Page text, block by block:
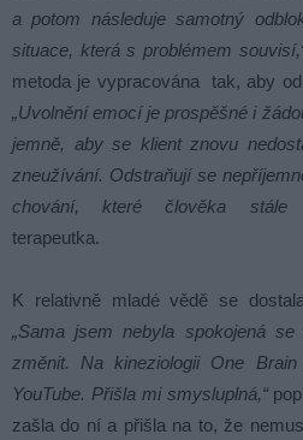
a potom následuje samotný
situace, která s problémem
metoda je vypracována tak, aby
„Uvolnění emocí je prospěšné i
jemně, aby se klient znovu
zneužívání. Odstraňují se
chování, které člověka stále
terapeutka.
K relativně mladé vědě se
„Sama jsem nebyla spokojená
změnit. Na kineziologii One
YouTube. Přišla mi smysluplná,“
zašla do ní a přišla na to, že